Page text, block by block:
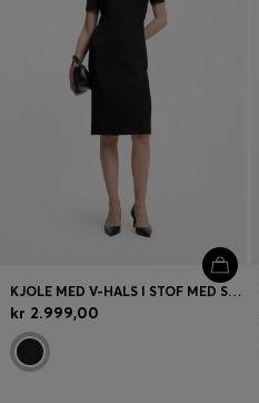
KJOLE MED V-HALS I STOF MED STRÆK
kr 2.999,00